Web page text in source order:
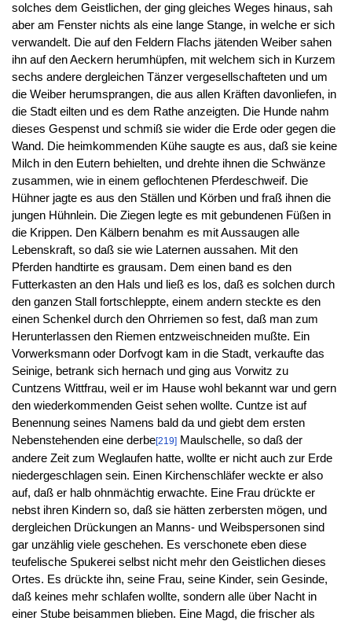
solches dem Geistlichen, der ging gleiches Weges hinaus, sah
aber am Fenster nichts als eine lange Stange, in welche er sich
verwandelt. Die auf den Feldern Flachs jätenden Weiber sahen
ihn auf den Aeckern herumhüpfen, mit welchem sich in Kurzem
sechs andere dergleichen Tänzer vergesellschafteten und um
die Weiber herumsprangen, die aus allen Kräften davonliefen, in
die Stadt eilten und es dem Rathe anzeigten. Die Hunde nahm
dieses Gespenst und schmiß sie wider die Erde oder gegen die
Wand. Die heimkommenden Kühe saugte es aus, daß sie keine
Milch in den Eutern behielten, und drehte ihnen die Schwänze
zusammen, wie in einem geflochtenen Pferdeschweif. Die
Hühner jagte es aus den Ställen und Körben und fraß ihnen die
jungen Hühnlein. Die Ziegen legte es mit gebundenen Füßen in
die Krippen. Den Kälbern benahm es mit Aussaugen alle
Lebenskraft, so daß sie wie Laternen aussahen. Mit den
Pferden handtirte es grausam. Dem einen band es den
Futterkasten an den Hals und ließ es los, daß es solchen durch
den ganzen Stall fortschleppte, einem andern steckte es den
einen Schenkel durch den Ohrriemen so fest, daß man zum
Herunterlassen den Riemen entzweischneiden mußte. Ein
Vorwerksmann oder Dorfvogt kam in die Stadt, verkaufte das
Seinige, betrank sich hernach und ging aus Vorwitz zu
Cuntzens Wittfrau, weil er im Hause wohl bekannt war und gern
den wiederkommenden Geist sehen wollte. Cuntze ist auf
Benennung seines Namens bald da und giebt dem ersten
Nebenstehenden eine derbe[219]Maulschelle, so daß der
andere Zeit zum Weglaufen hatte, wollte er nicht auch zur Erde
niedergeschlagen sein. Einen Kirchenschläfer weckte er also
auf, daß er halb ohnmächtig erwachte. Eine Frau drückte er
nebst ihren Kindern so, daß sie hätten zerbersten mögen, und
dergleichen Drückungen an Manns- und Weibspersonen sind
gar unzählig viele geschehen. Es verschonete eben diese
teufelische Spukerei selbst nicht mehr den Geistlichen dieses
Ortes. Es drückte ihn, seine Frau, seine Kinder, sein Gesinde,
daß keines mehr schlafen wollte, sondern alle über Nacht in
einer Stube beisammen blieben. Eine Magd, die frischer als